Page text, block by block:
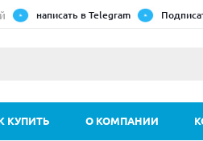
написать в Telegram
КУПИТЬ О КОМПАНИИ